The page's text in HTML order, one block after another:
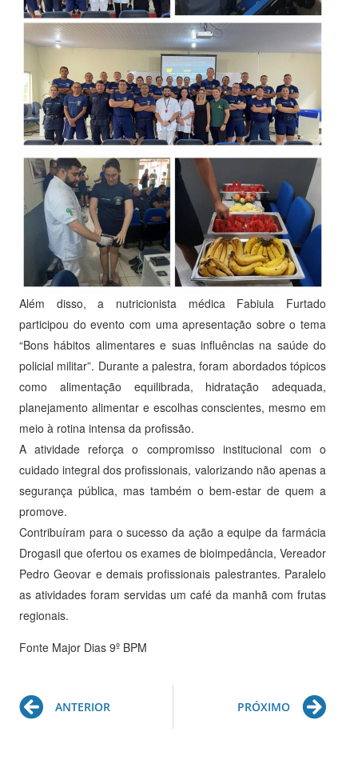
Além disso, a nutricionista médica Fabiula Furtado
participou do evento com uma apresentação sobre o tema
“Bons hábitos alimentares e suas influências na saúde do
policial militar”. Durante a palestra, foram abordados tópicos
como alimentação equilibrada, hidratação adequada,
planejamento alimentar e escolhas conscientes, mesmo em
meio à rotina intensa da profissão.
A atividade reforça o compromisso institucional com o
cuidado integral dos profissionais, valorizando não apenas a
segurança pública, mas também o bem-estar de quem a
promove.
Contribuíram para o sucesso da ação a equipe da farmácia
Drogasil que ofertou os exames de bioimpedância, Vereador
Pedro Geovar e demais profissionais palestrantes. Paralelo
as atividades foram servidas um café da manhã com frutas
regionais.
Fonte Major Dias 9º BPM
Prev
ANTERIOR PRÓXIMO